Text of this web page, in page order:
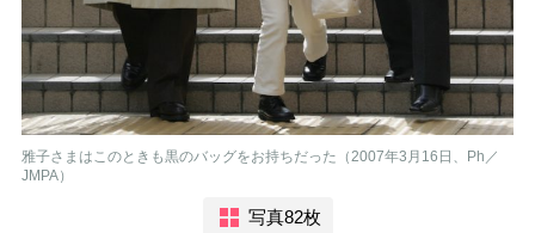
雅子さまはこのときも黒のバッグをお持ちだった（2007年3月16日、Ph／
JMPA）
写真82枚